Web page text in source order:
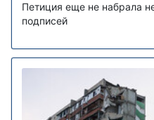
Петиция еще не набрала
подписей